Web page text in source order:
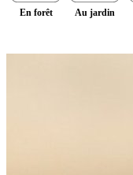
En forêt Au jardin